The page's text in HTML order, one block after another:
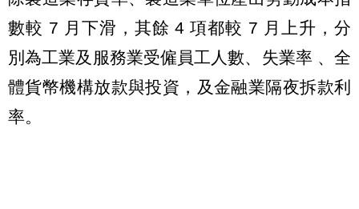
數較 7 月下滑，其餘 4 項都較 7 月上升，分
別為工業及服務業受僱員工人數、失業率 、全
體貨幣機構放款與投資，及金融業隔夜拆款利
率。